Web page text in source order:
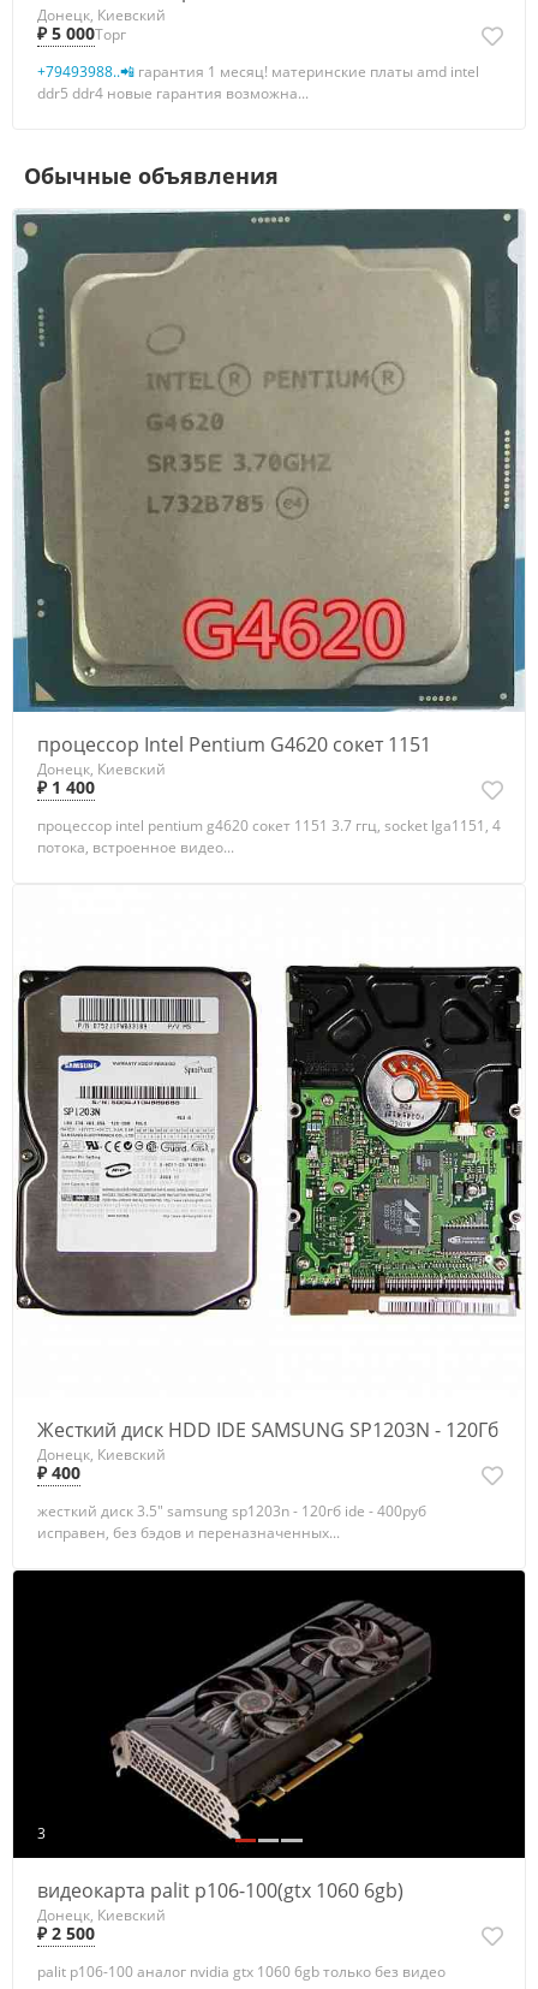
Донецк, Киевский
₽ 5 000Торг
+79493988..📲 гарантия 1 месяц! материнские платы amd intel
ddr5 ddr4 новые гарантия возможна...
Обычные объявления
процессор Intel Pentium G4620 сокет 1151
Донецк, Киевский
₽ 1 400
процессор intel pentium g4620 сокет 1151 3.7 ггц, socket lga1151, 4
потока, встроенное видео...
Жесткий диск HDD IDE SAMSUNG SP1203N - 120Гб
Донецк, Киевский
₽ 400
жесткий диск 3.5" samsung sp1203n - 120гб ide - 400руб
исправен, без бэдов и переназначенных...
3
видеокарта palit p106-100(gtx 1060 6gb)
Донецк, Киевский
₽ 2 500
palit p106-100 аналог nvidia gtx 1060 6gb только без видео